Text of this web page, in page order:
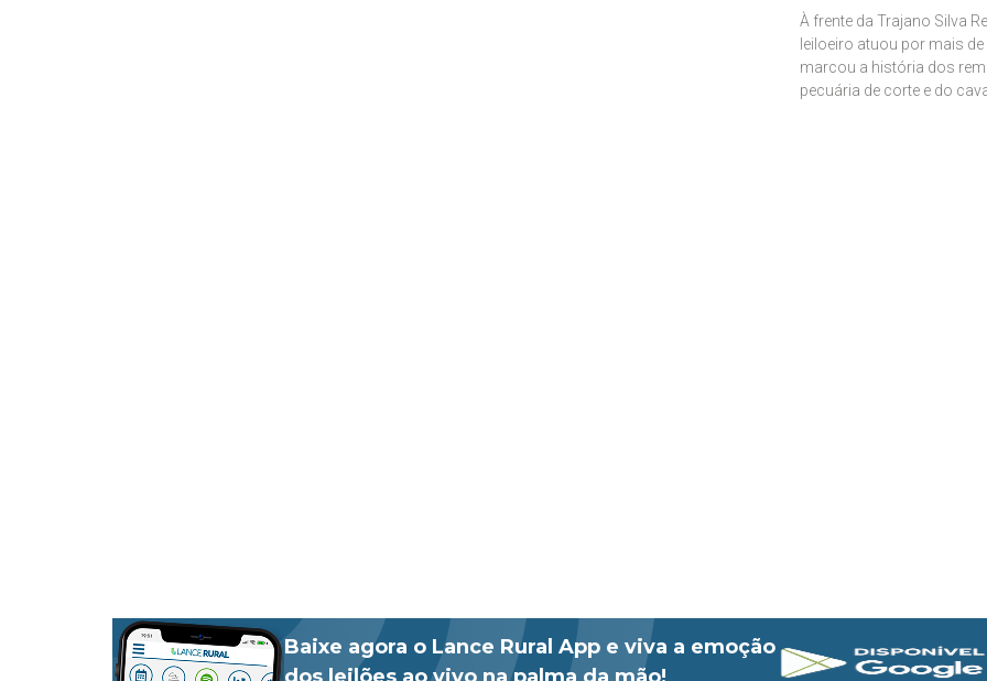
À frente da Trajano Silva
leiloeiro atuou por mais
marcou a história dos
pecuária de corte e do
Baixe agora o Lance Rural App e viva a emoção